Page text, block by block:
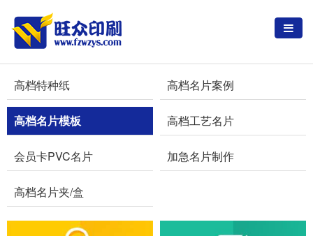
高档特种纸 高档名片案例
高档名片模板 高档工艺名片
会员卡PVC名片 加急名片制作
高档名片夹/盒